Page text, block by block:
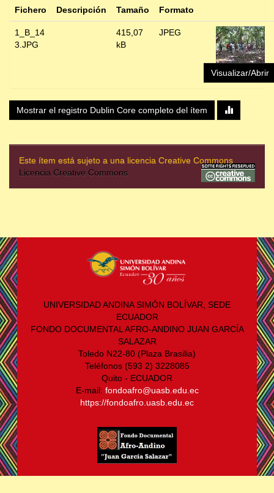
Fichero Descripción Tamaño Formato
1_B_14
3.JPG
415,07
kB
JPEG
Visualizar/Abrir
Mostrar el registro Dublin Core completo del ítem
Este ítem está sujeto a una licencia Creative Commons
Licencia Creative Commons
UNIVERSIDAD ANDINA SIMÓN BOLÍVAR, SEDE
ECUADOR
FONDO DOCUMENTAL AFRO-ANDINO JUAN GARCÍA
SALAZAR
Toledo N22-80 (Plaza Brasilia)
Teléfonos (593 2) 3228085
Quito - ECUADOR
E-mail: fondoafro@uasb.edu.ec
https://fondoafro.uasb.edu.ec